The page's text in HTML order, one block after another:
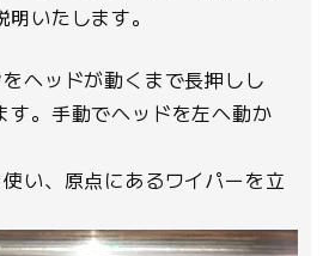
いたします。
ヘッドが動くまで長押しし
す。手動でヘッドを左へ動か
い、原点にあるワイパーを立